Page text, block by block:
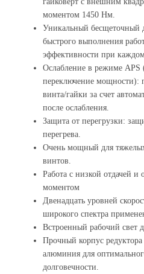
моментом 1450 Нм.
Уникальный бесщеточный
быстрого выполнения
эффективности при
Ослабление в режиме APS
переключение мощности):
винта/гайки за счет
после ослабления.
Защита от перегрузки:
перегрева.
Очень мощный для
винтов.
Работа с низкой отдачей
моментом
Двенадцать уровней
широкого спектра
Встроенный рабочий свет
Прочный корпус
алюминия для
долговечности.